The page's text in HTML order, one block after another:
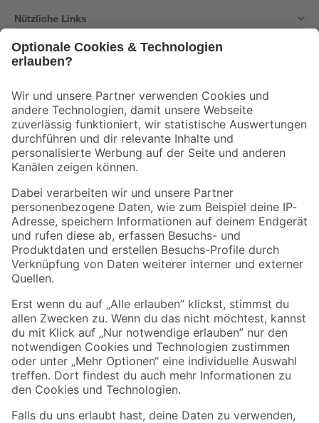
Nützliche Links
Der toom Newsletter: Keine Angebote und Aktionen mehr verpassen!
Zur Newsletter Anmeldung
Folge uns
Zahlungsarten Versandarten
Sicher einkaufen
Jetzt die toom-App herunterladen